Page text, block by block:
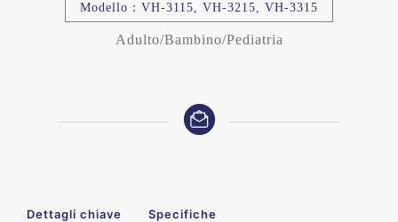
Modello：VH-3115, VH-3215, VH-3315
Adulto/Bambino/Pediatria
Dettagli chiave Specifiche